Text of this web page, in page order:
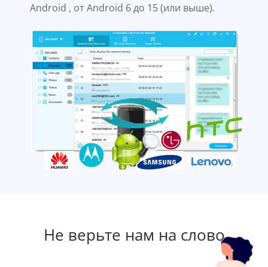
Android , от Android 6 до 15 (или выше).
Не верьте нам на слово